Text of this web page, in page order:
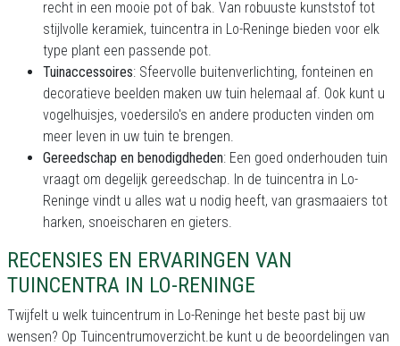
recht in een mooie pot of bak. Van robuuste kunststof tot
stijlvolle keramiek, tuincentra in Lo-Reninge bieden voor elk
type plant een passende pot.
Tuinaccessoires: Sfeervolle buitenverlichting, fonteinen en
decoratieve beelden maken uw tuin helemaal af. Ook kunt u
vogelhuisjes, voedersilo's en andere producten vinden om
meer leven in uw tuin te brengen.
Gereedschap en benodigdheden: Een goed onderhouden tuin
vraagt om degelijk gereedschap. In de tuincentra in Lo-
Reninge vindt u alles wat u nodig heeft, van grasmaaiers tot
harken, snoeischaren en gieters.
RECENSIES EN ERVARINGEN VAN
TUINCENTRA IN LO-RENINGE
Twijfelt u welk tuincentrum in Lo-Reninge het beste past bij uw
wensen? Op Tuincentrumoverzicht.be kunt u de beoordelingen van